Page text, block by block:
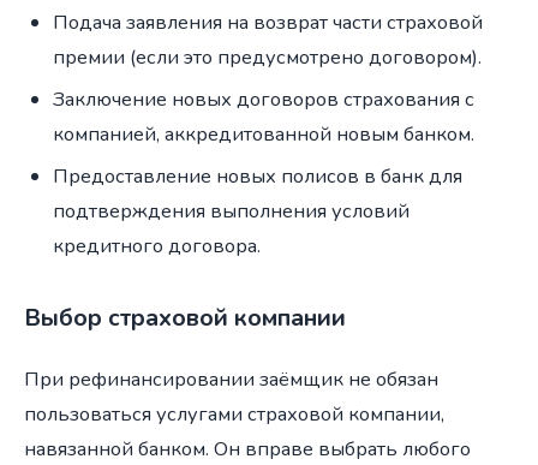
Подача заявления на возврат части страховой
премии (если это предусмотрено договором).
Заключение новых договоров страхования с
компанией, аккредитованной новым банком.
Предоставление новых полисов в банк для
подтверждения выполнения условий
кредитного договора.
Выбор страховой компании
При рефинансировании заёмщик не обязан
пользоваться услугами страховой компании,
навязанной банком. Он вправе выбрать любого